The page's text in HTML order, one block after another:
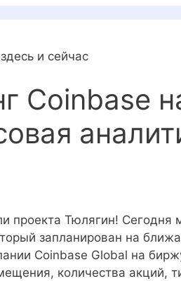
и сейчас
Coinbase
проекта Тюлягин! Сегодня
запланирован на
Coinbase Global на
количества акций,